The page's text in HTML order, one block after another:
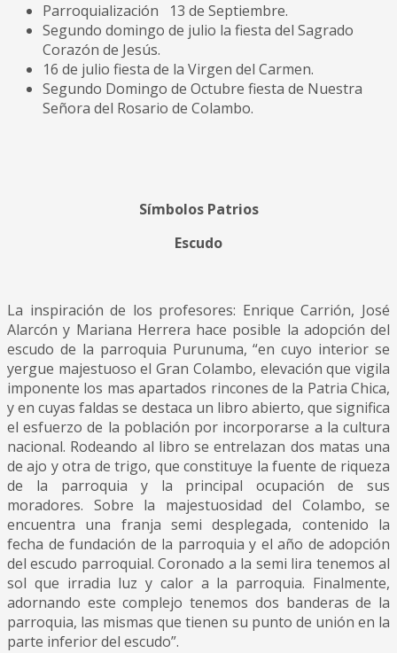
Parroquialización 13 de Septiembre.
Segundo domingo de julio la fiesta del Sagrado
Corazón de Jesús.
16 de julio fiesta de la Virgen del Carmen.
Segundo Domingo de Octubre fiesta de Nuestra
Señora del Rosario de Colambo.
Símbolos Patrios
Escudo
La inspiración de los profesores: Enrique Carrión, José
Alarcón y Mariana Herrera hace posible la adopción del
escudo de la parroquia Purunuma, “en cuyo interior se
yergue majestuoso el Gran Colambo, elevación que vigila
imponente los mas apartados rincones de la Patria Chica,
y en cuyas faldas se destaca un libro abierto, que significa
el esfuerzo de la población por incorporarse a la cultura
nacional. Rodeando al libro se entrelazan dos matas una
de ajo y otra de trigo, que constituye la fuente de riqueza
de la parroquia y la principal ocupación de sus
moradores. Sobre la majestuosidad del Colambo, se
encuentra una franja semi desplegada, contenido la
fecha de fundación de la parroquia y el año de adopción
del escudo parroquial. Coronado a la semi lira tenemos al
sol que irradia luz y calor a la parroquia. Finalmente,
adornando este complejo tenemos dos banderas de la
parroquia, las mismas que tienen su punto de unión en la
parte inferior del escudo”.